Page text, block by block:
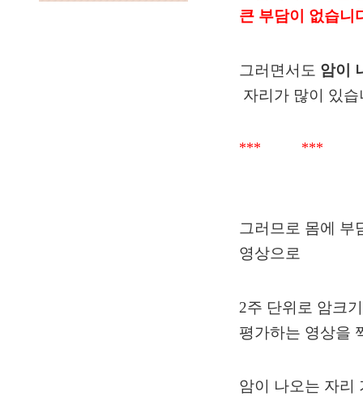
큰 부담이 없습니
그러면서도 암이
자리가 많이 있습
*** ***
그러므로 몸에 부
영상으로
2주 단위로 암크
평가하는 영상을
암이 나오는 자리